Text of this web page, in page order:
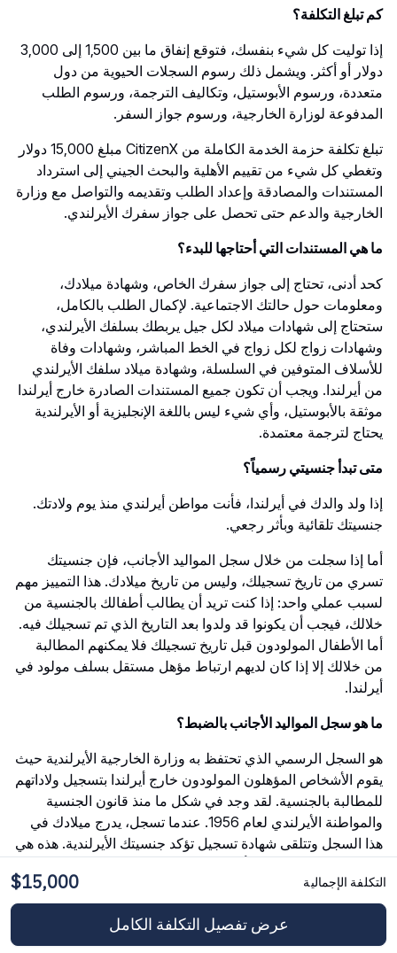
كم تبلغ التكلفة؟
إذا توليت كل شيء بنفسك، فتوقع إنفاق ما بين 1,500 إلى 3,000
دولار أو أكثر. ويشمل ذلك رسوم السجلات الحيوية من دول
متعددة، ورسوم الأبوستيل، وتكاليف الترجمة، ورسوم الطلب
المدفوعة لوزارة الخارجية، ورسوم جواز السفر.
تبلغ تكلفة حزمة الخدمة الكاملة من CitizenX مبلغ 15,000 دولار
وتغطي كل شيء من تقييم الأهلية والبحث الجيني إلى استرداد
المستندات والمصادقة وإعداد الطلب وتقديمه والتواصل مع وزارة
الخارجية والدعم حتى تحصل على جواز سفرك الأيرلندي.
ما هي المستندات التي أحتاجها للبدء؟
كحد أدنى، تحتاج إلى جواز سفرك الخاص، وشهادة ميلادك،
ومعلومات حول حالتك الاجتماعية. لإكمال الطلب بالكامل،
ستحتاج إلى شهادات ميلاد لكل جيل يربطك بسلفك الأيرلندي،
وشهادات زواج لكل زواج في الخط المباشر، وشهادات وفاة
للأسلاف المتوفين في السلسلة، وشهادة ميلاد سلفك الأيرلندي
من أيرلندا. ويجب أن تكون جميع المستندات الصادرة خارج أيرلندا
موثقة بالأبوستيل، وأي شيء ليس باللغة الإنجليزية أو الأيرلندية
يحتاج لترجمة معتمدة.
متى تبدأ جنسيتي رسمياً؟
إذا ولد والدك في أيرلندا، فأنت مواطن أيرلندي منذ يوم ولادتك.
جنسيتك تلقائية وبأثر رجعي.
أما إذا سجلت من خلال سجل المواليد الأجانب، فإن جنسيتك
تسري من تاريخ تسجيلك، وليس من تاريخ ميلادك. هذا التمييز مهم
لسبب عملي واحد: إذا كنت تريد أن يطالب أطفالك بالجنسية من
خلالك، فيجب أن يكونوا قد ولدوا بعد التاريخ الذي تم تسجيلك فيه.
أما الأطفال المولودون قبل تاريخ تسجيلك فلا يمكنهم المطالبة
من خلالك إلا إذا كان لديهم ارتباط مؤهل مستقل بسلف مولود في
أيرلندا.
ما هو سجل المواليد الأجانب بالضبط؟
هو السجل الرسمي الذي تحتفظ به وزارة الخارجية الأيرلندية حيث
يقوم الأشخاص المؤهلون المولودون خارج أيرلندا بتسجيل ولاداتهم
للمطالبة بالجنسية. لقد وجد في شكل ما منذ قانون الجنسية
والمواطنة الأيرلندي لعام 1956. عندما تسجل، يدرج ميلادك في
هذا السجل وتتلقى شهادة تسجيل تؤكد جنسيتك الأيرلندية. هذه هي
المتحدرين من المهاجرين الأيرلنديين الذين يعيشون في جميع
أنحاء العالم.
هل أيرلندا الشمالية مشمولة؟
التكلفة الإجمالية $15,000
عرض تفصيل التكلفة الكامل